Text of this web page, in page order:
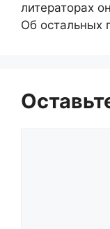
литераторах
Об остальных